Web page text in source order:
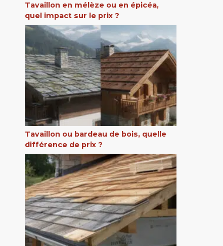
Tavaillon en mélèze ou en épicéa,
quel impact sur le prix ?
Tavaillon ou bardeau de bois, quelle
différence de prix ?